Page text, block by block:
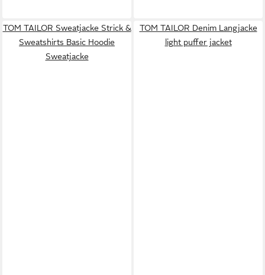
TOM TAILOR Sweatjacke Strick &
Sweatshirts Basic Hoodie
Sweatjacke
TOM TAILOR Denim Langjacke
light puffer jacket